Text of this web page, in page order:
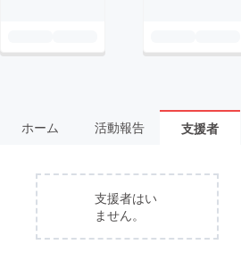
ホーム 活動報告 支援者
支援者はい
ません。